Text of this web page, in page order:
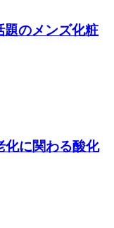
題のメンズ化粧
化に関わる酸化